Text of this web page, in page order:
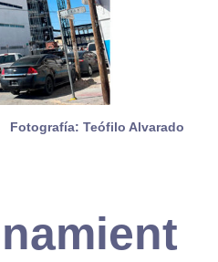
Fotografía: Teófilo Alvarado